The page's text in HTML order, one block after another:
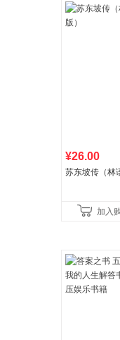
¥26.00
苏东坡传（林
加入